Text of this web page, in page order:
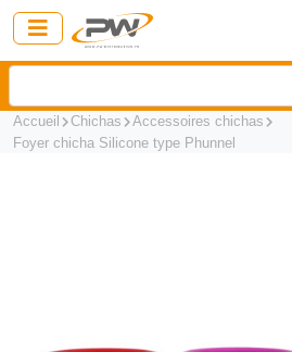
Accueil Chichas
Accessoires chichas
Foyer chicha Silicone type Phunnel